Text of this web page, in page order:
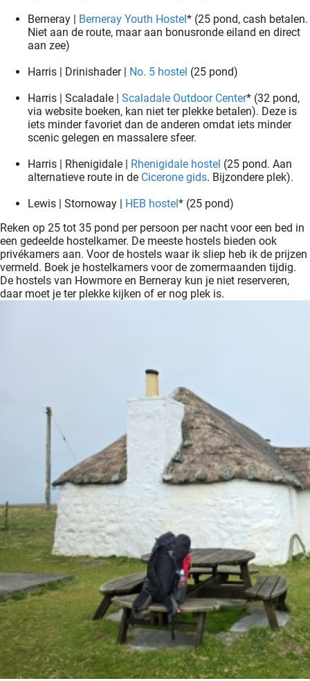
Berneray | Berneray Youth Hostel* (25 pond, cash betalen.
Niet aan de route, maar aan bonusronde eiland en direct
aan zee)
Harris | Drinishader | No. 5 hostel (25 pond)
Harris | Scaladale | Scaladale Outdoor Center* (32 pond,
via website boeken, kan niet ter plekke betalen). Deze is
iets minder favoriet dan de anderen omdat iets minder
scenic gelegen en massalere sfeer.
Harris | Rhenigidale | Rhenigidale hostel (25 pond. Aan
alternatieve route in de Cicerone gids. Bijzondere plek).
Lewis | Stornoway | HEB hostel* (25 pond)
Reken op 25 tot 35 pond per persoon per nacht voor een bed in
een gedeelde hostelkamer. De meeste hostels bieden ook
privékamers aan. Voor de hostels waar ik sliep heb ik de prijzen
vermeld. Boek je hostelkamers voor de zomermaanden tijdig.
De hostels van Howmore en Berneray kun je niet reserveren,
daar moet je ter plekke kijken of er nog plek is.